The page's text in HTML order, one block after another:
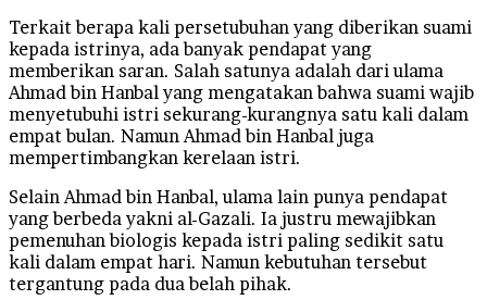
Terkait berapa kali persetubuhan yang diberikan suami
kepada istrinya, ada banyak pendapat yang
memberikan saran. Salah satunya adalah dari ulama
Ahmad bin Hanbal yang mengatakan bahwa suami wajib
menyetubuhi istri sekurang-kurangnya satu kali dalam
empat bulan. Namun Ahmad bin Hanbal juga
mempertimbangkan kerelaan istri.
Selain Ahmad bin Hanbal, ulama lain punya pendapat
yang berbeda yakni al-Gazali. Ia justru mewajibkan
pemenuhan biologis kepada istri paling sedikit satu
kali dalam empat hari. Namun kebutuhan tersebut
tergantung pada dua belah pihak.